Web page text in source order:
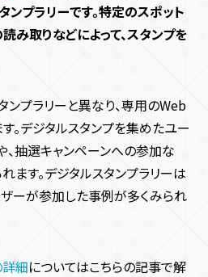
タルスタンプラリー
タンプラリー
ィバル2023
ールドパビリオンめぐり
んぽデジタルスタンプラリー
プラリーです。特定のスポット
み取りなどによって、スタンプを
プラリーと異なり、専用のWeb
。デジタルスタンプを集めたユー
抽選キャンペーンへの参加な
ます。デジタルスタンプラリーは
ーが参加した事例が多くみられ
詳細についてはこちらの記事で解